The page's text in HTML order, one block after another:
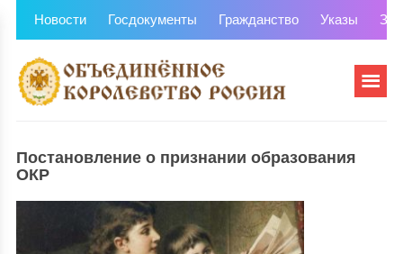
Новости Госдокументы Гражданство Указы
Постановление о признании образования
ОКР